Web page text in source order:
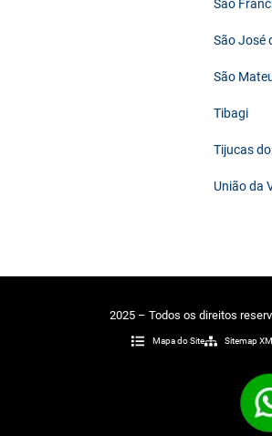
São
São José
São
Tibagi
Tijucas do
União da
2025 – Todos os direitos
Mapa do Site Sitemap